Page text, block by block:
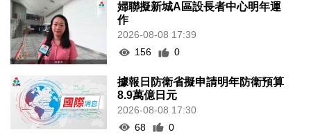
婦聯擬新城A區設長者中心明年運
作
2026-08-08 17:39
156
0
據報日防衛省擬申請明年防衛預算
8.9萬億日元
2026-08-08 17:30
68
0